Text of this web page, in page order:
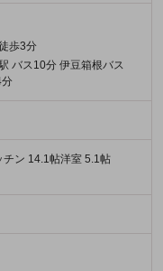
歩3分
バス10分 伊豆箱根バス
分
チン 14.1帖洋室 5.1帖